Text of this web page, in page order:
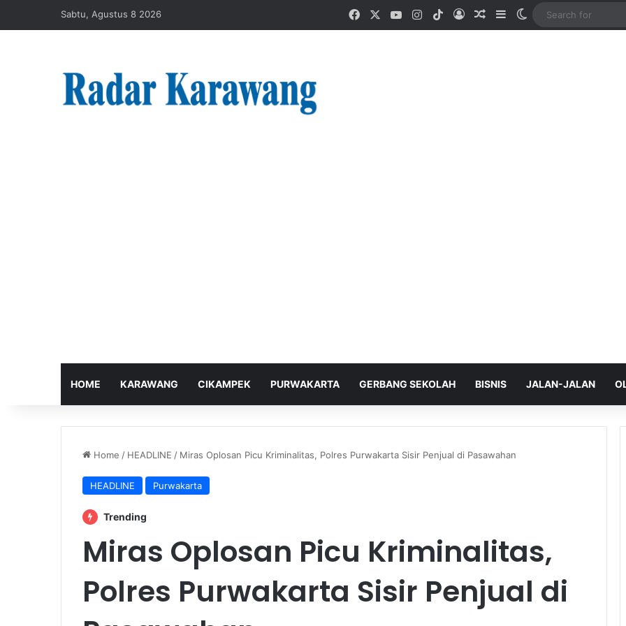
Sabtu, Agustus 8 2026 FacebookYouTubeInstagram
TikTokLog InRandom Article
SidebarSwitch skin
HOME KARAWANG CIKAMPEK PURWAKARTA GERBANG SEKOLAH BISNIS JALAN-JALAN
Home / HEADLINE / Miras Oplosan Picu Kriminalitas, Polres Purwakarta Sisir Penjual di Pasawahan
HEADLINE Purwakarta
Trending
Miras Oplosan Picu Kriminalitas,
Polres Purwakarta Sisir Penjual di